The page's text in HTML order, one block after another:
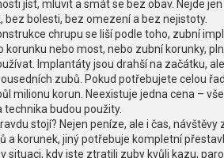
jíst, mluvit a smát se bez obav. Nejde
bez bolesti, bez omezení a bez nejistoty.
chrupu se liší podle toho, zubní
korunku nebo most, nebo zubní korunky,
Implantáty jsou drahší na začátku,
zubů. Pokud potřebujete celou
milionu korun. Neexistuje jedna cena –
technika budou použity.
stojí? Nejen peníze, ale i čas,
a korunek, jiný potřebuje kompletní
situaci, kdy jste ztratili zuby kvůli kazu,